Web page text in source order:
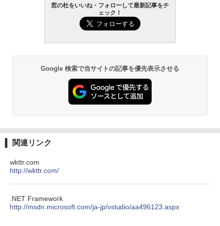
Robloxギフトカード - 800 Robux 【限
定バーチャルアイテムを含む】 【オンラ
インゲームコード】 ロブロックス | オン
ラインコード版
定バーチャルアイテムを含む】 【オンラ
インゲームコード】 ロブロックス |オン
ラインコード版
Robloxギフトカード - 2,000 Robux 【限
生成AIパスポート公式テキスト 第４版
￥1,766
AIイラスト表現辞典: 思い通りの絵を引き
ズ (はぴーイラストLabo)
￥480
1冊ですべて身につくHTML & CSSとWe
Amazon Kindle Paperwhite (16GB) 7イ
ンチディスプレイ、色調調節ライト、12
週間持続バッテリー、広告なし、ブラッ
ク
ない、大きな画面で読みやすい、6週間持
続バッテリー、6インチディスプレイ電子
書籍リーダー、ブラック、16GB、広告な
￥27,980
窓の杜をいいね・フォローして最新記事をチ
ェック！
Google 検索で当サイトの記事を優先表示させる
関連リンク
wkttr.com
http://wkttr.com/
.NET Framework
http://msdn.microsoft.com/ja-jp/vstudio/aa496123.aspx